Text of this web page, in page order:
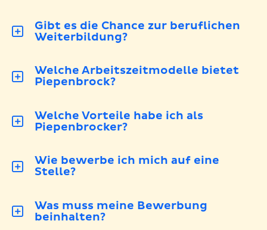
Gibt es die Chance zur beruflichen
Weiterbildung?
Welche Arbeitszeitmodelle bietet
Piepenbrock?
Welche Vorteile habe ich als
Piepenbrocker?
Wie bewerbe ich mich auf eine
Stelle?
Was muss meine Bewerbung
beinhalten?